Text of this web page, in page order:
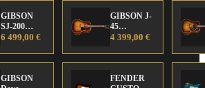
GIBSON
SJ-200
Anniversary
Edition
6 499,00 €
GIBSON J-
45
Anniversary
Edition
4 399,00 €
GIBSON
FENDER